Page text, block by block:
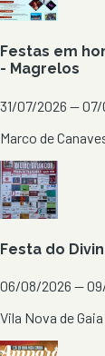
Festas em
- Magrelos
31/07/2026 —
Marco de
Festa do
06/08/2026 —
Vila Nova de Gaia